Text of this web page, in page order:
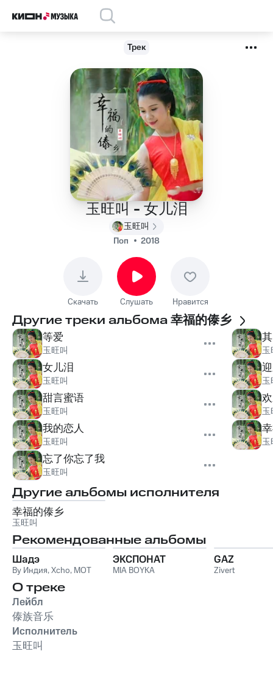
Трек
玉旺叫 - 女儿泪
玉旺叫
Поп
2018
Скачать Слушать Нравится
Другие треки альбома幸福的傣乡
等爱
玉旺叫
女儿泪
玉旺叫
甜言蜜语
玉旺叫
我的恋人
玉旺叫
忘了你忘了我
玉旺叫
玉
玉
玉
玉
Другие альбомы исполнителя
幸福的傣乡
玉旺叫
Рекомендованные альбомы
Шадэ
By Индия,Xcho, MOT
ЭКСПОНАТ
MIA BOYKA
GAZ
Zivert
О треке
Лейбл
傣族音乐
Исполнитель
玉旺叫